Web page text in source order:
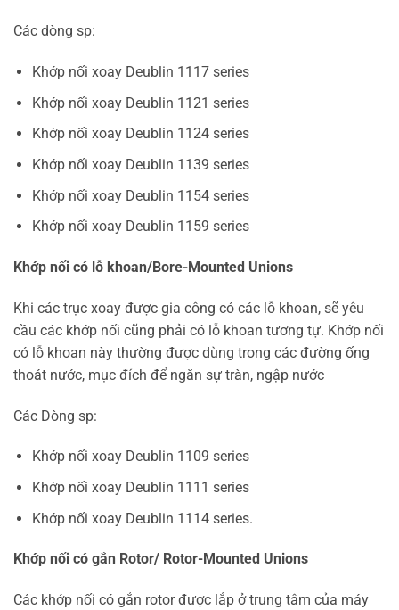
Các dòng sp:
Khớp nối xoay Deublin 1117 series
Khớp nối xoay Deublin 1121 series
Khớp nối xoay Deublin 1124 series
Khớp nối xoay Deublin 1139 series
Khớp nối xoay Deublin 1154 series
Khớp nối xoay Deublin 1159 series
Khớp nối có lỗ khoan/Bore-Mounted Unions
Khi các trục xoay được gia công có các lỗ khoan, sẽ yêu
cầu các khớp nối cũng phải có lỗ khoan tương tự. Khớp nối
có lỗ khoan này thường được dùng trong các đường ống
thoát nước, mục đích để ngăn sự tràn, ngập nước
Các Dòng sp:
Khớp nối xoay Deublin 1109 series
Khớp nối xoay Deublin 1111 series
Khớp nối xoay Deublin 1114 series.
Khớp nối có gắn Rotor/ Rotor-Mounted Unions
Các khớp nối có gắn rotor được lắp ở trung tâm của máy